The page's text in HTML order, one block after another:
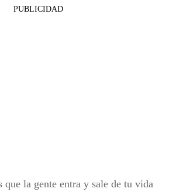
PUBLICIDAD
que la gente entra y sale de tu vida